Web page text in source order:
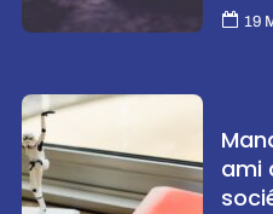
19
ami